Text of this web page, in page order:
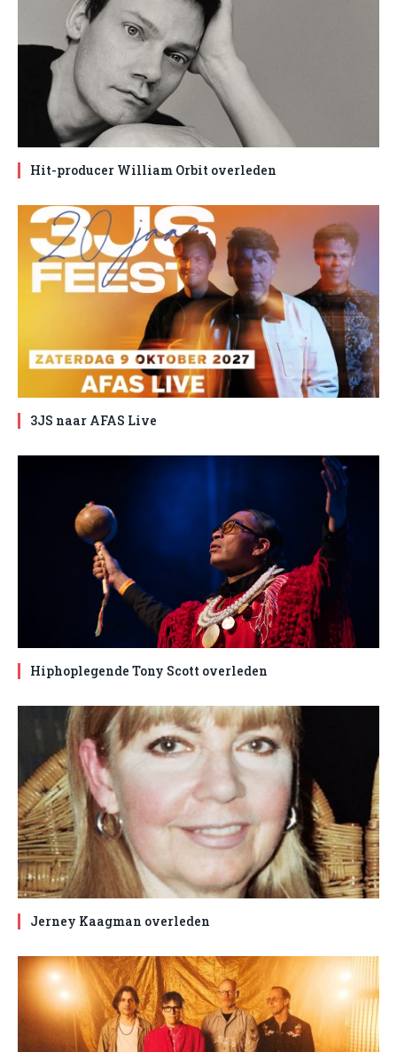
Hit-producer William Orbit overleden
3JS naar AFAS Live
Hiphoplegende Tony Scott overleden
Jerney Kaagman overleden